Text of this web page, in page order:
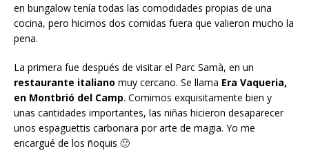
en bungalow tenía todas las comodidades propias de una
cocina, pero hicimos dos comidas fuera que valieron mucho la
pena.
La primera fue después de visitar el Parc Samà, en un
restaurante italiano muy cercano. Se llama Era Vaqueria,
en Montbrió del Camp. Comimos exquisitamente bien y
unas cantidades importantes, las niñas hicieron desaparecer
unos espaguettis carbonara por arte de magia. Yo me
encargué de los ñoquis 🙂